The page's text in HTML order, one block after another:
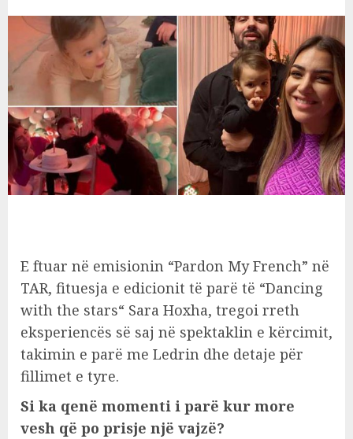
E ftuar në emisionin “Pardon My French” në
TAR, fituesja e edicionit të parë të “Dancing
with the stars“ Sara Hoxha, tregoi rreth
eksperiencës së saj në spektaklin e kërcimit,
takimin e parë me Ledrin dhe detaje për
fillimet e tyre.
Si ka qenë momenti i parë kur more
vesh që po prisje një vajzë?